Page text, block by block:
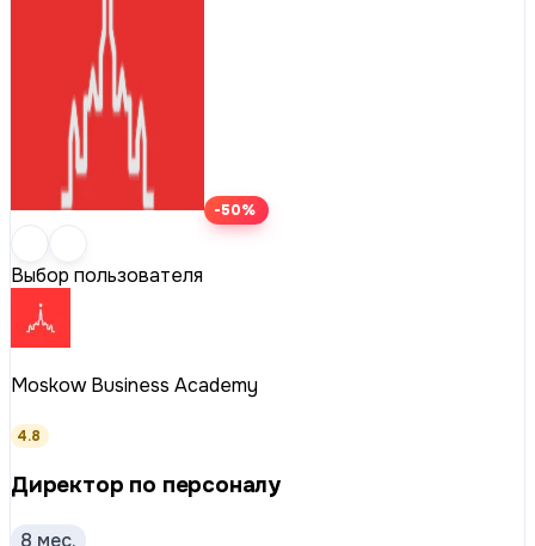
-50%
Выбор пользователя
Moskow Business Academy
4.8
Директор по персоналу
8 мес.